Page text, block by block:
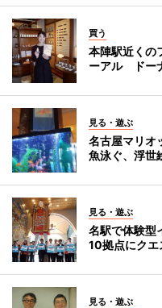
買う
本陣駅近くの
ーアル ドー
見る・遊ぶ
名古屋マリ
魚泳ぐ、浮世
見る・遊ぶ
名駅で体験
10拠点にク
見る・遊ぶ